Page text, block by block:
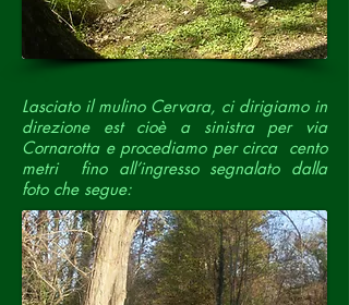
Lasciato il mulino Cervara, ci dirigiamo in
direzione est cioè a sinistra per via
Cornarotta e procediamo per circa cento
metri fino all’ingresso segnalato dalla
foto che segue: